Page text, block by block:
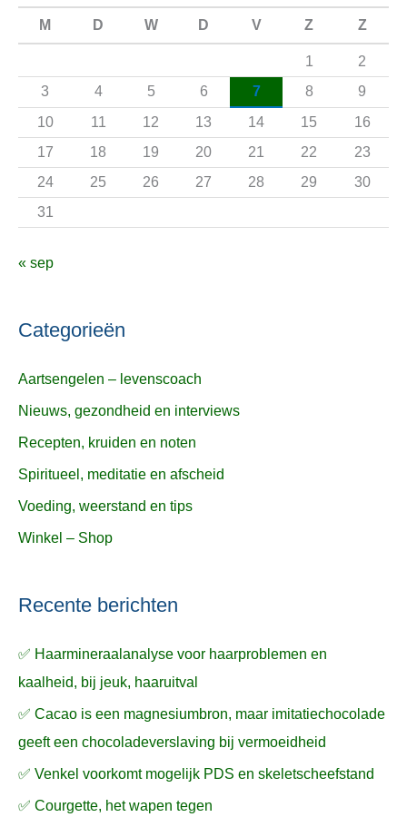
a
r
:
M D W D V Z Z
1
2
3
4 5 6 7 8
9
10
11 12 13 14 15
16
17
18 19 20 21 22
23
24
25 26 27 28 29
30
31
« sep
Categorieën
Aartsengelen – levenscoach
Nieuws, gezondheid en interviews
Recepten, kruiden en noten
Spiritueel, meditatie en afscheid
Voeding, weerstand en tips
Winkel – Shop
Recente berichten
✅ Haarmineraalanalyse voor haarproblemen en
kaalheid, bij jeuk, haaruitval
✅ Cacao is een magnesiumbron, maar imitatiechocolade
geeft een chocoladeverslaving bij vermoeidheid
✅ Venkel voorkomt mogelijk PDS en skeletscheefstand
✅ Courgette, het wapen tegen